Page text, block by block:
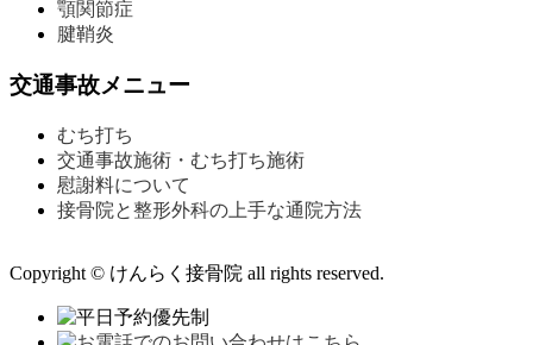
顎関節症
腱鞘炎
交通事故メニュー
むち打ち
交通事故施術・むち打ち施術
慰謝料について
接骨院と整形外科の上手な通院方法
Copyright © けんらく接骨院 all rights reserved.